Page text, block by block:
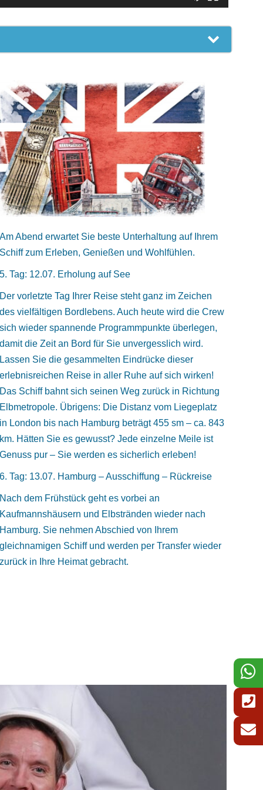
Am Abend erwartet Sie beste Unterhaltung auf Ihrem
Schiff zum Erleben, Genießen und Wohlfühlen.
5. Tag: 12.07. Erholung auf See
Der vorletzte Tag Ihrer Reise steht ganz im Zeichen
des vielfältigen Bordlebens. Auch heute wird die Crew
sich wieder spannende Programmpunkte überlegen,
damit die Zeit an Bord für Sie unvergesslich wird.
Lassen Sie die gesammelten Eindrücke dieser
erlebnisreichen Reise in aller Ruhe auf sich wirken!
Das Schiff bahnt sich seinen Weg zurück in Richtung
Elbmetropole. Übrigens: Die Distanz vom Liegeplatz
in London bis nach Hamburg beträgt 455 sm – ca. 843
km. Hätten Sie es gewusst? Jede einzelne Meile ist
Genuss pur – Sie werden es sicherlich erleben!
6. Tag: 13.07. Hamburg – Ausschiffung – Rückreise
Nach dem Frühstück geht es vorbei an
Kaufmannshäusern und Elbstränden wieder nach
Hamburg. Sie nehmen Abschied von Ihrem
gleichnamigen Schiff und werden per Transfer wieder
zurück in Ihre Heimat gebracht.